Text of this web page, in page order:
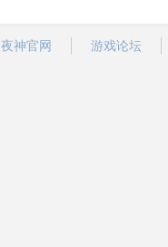
夜神官网 游戏论坛